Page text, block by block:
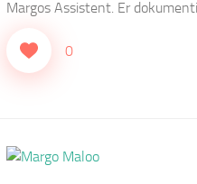
Margos Assistent. Er
0